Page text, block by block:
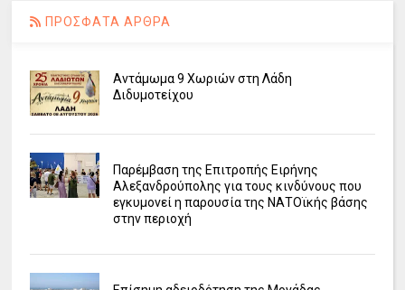
ΠΡΟΣΦΑΤΑ ΑΡΘΡΑ
Αντάμωμα 9 Χωριών στη Λάδη
Διδυμοτείχου
Παρέμβαση της Επιτροπής Ειρήνης
Αλεξανδρούπολης για τους κινδύνους που
εγκυμονεί η παρουσία της ΝΑΤΟϊκής βάσης
στην περιοχή